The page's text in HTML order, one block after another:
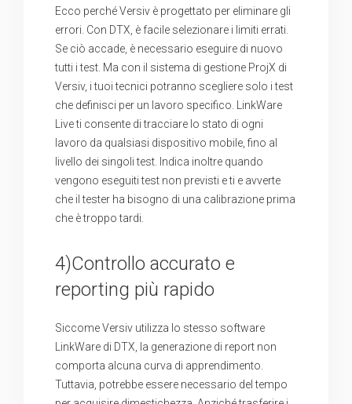
Ecco perché Versiv è progettato per eliminare gli
errori. Con DTX, è facile selezionare i limiti errati.
Se ciò accade, è necessario eseguire di nuovo
tutti i test. Ma con il sistema di gestione ProjX di
Versiv, i tuoi tecnici potranno scegliere solo i test
che definisci per un lavoro specifico. LinkWare
Live ti consente di tracciare lo stato di ogni
lavoro da qualsiasi dispositivo mobile, fino al
livello dei singoli test. Indica inoltre quando
vengono eseguiti test non previsti e ti e avverte
che il tester ha bisogno di una calibrazione prima
che è troppo tardi.
4)Controllo accurato e
reporting più rapido
Siccome Versiv utilizza lo stesso software
LinkWare di DTX, la generazione di report non
comporta alcuna curva di apprendimento.
Tuttavia, potrebbe essere necessario del tempo